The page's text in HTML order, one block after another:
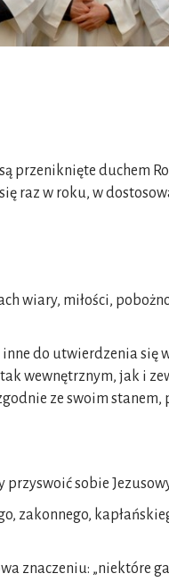
duchem
raz w roku, w
wiary, miłości,
do utwierdzenia się
wewnętrznym, jak i
ze swoim
przyswoić sobie
zakonnego,
znaczeniu: „niektóre